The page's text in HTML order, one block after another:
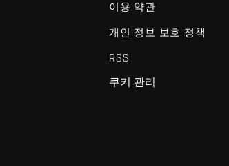
이용 약관
개인 정보 보호 정책
RSS
쿠키 관리